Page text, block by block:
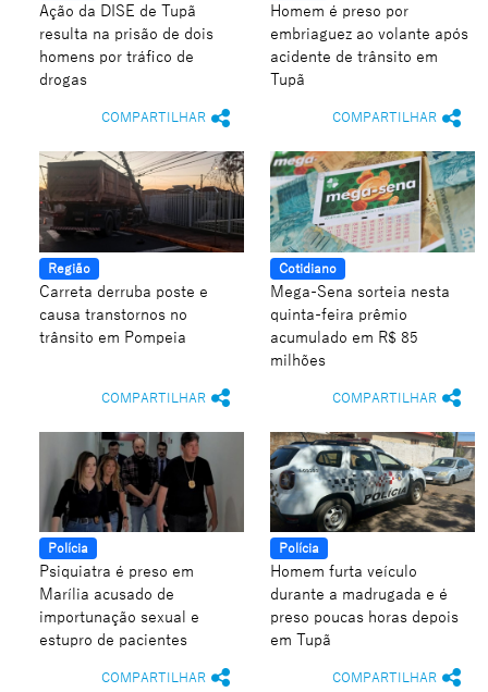
Ação da DISE de Tupã
resulta na prisão de dois
homens por tráfico de
drogas
COMPARTILHAR
Homem é preso por
embriaguez ao volante após
acidente de trânsito em
Tupã
COMPARTILHAR
Região
Carreta derruba poste e
causa transtornos no
trânsito em Pompeia
COMPARTILHAR
Cotidiano
Mega-Sena sorteia nesta
quinta-feira prêmio
acumulado em R$ 85
milhões
COMPARTILHAR
Polícia
Psiquiatra é preso em
Marília acusado de
importunação sexual e
estupro de pacientes
COMPARTILHAR
Polícia
Homem furta veículo
durante a madrugada e é
preso poucas horas depois
em Tupã
COMPARTILHAR